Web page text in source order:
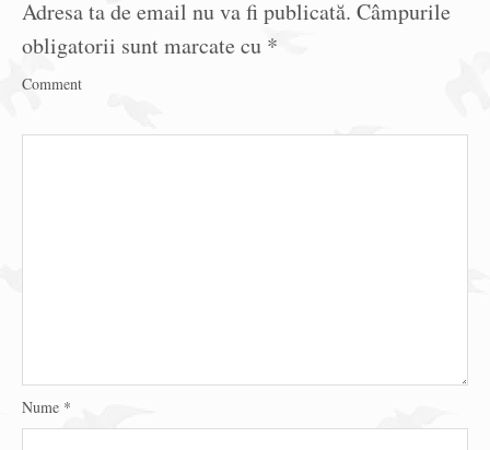
Adresa ta de email nu va fi publicată. Câmpurile
obligatorii sunt marcate cu *
Comment
Nume *